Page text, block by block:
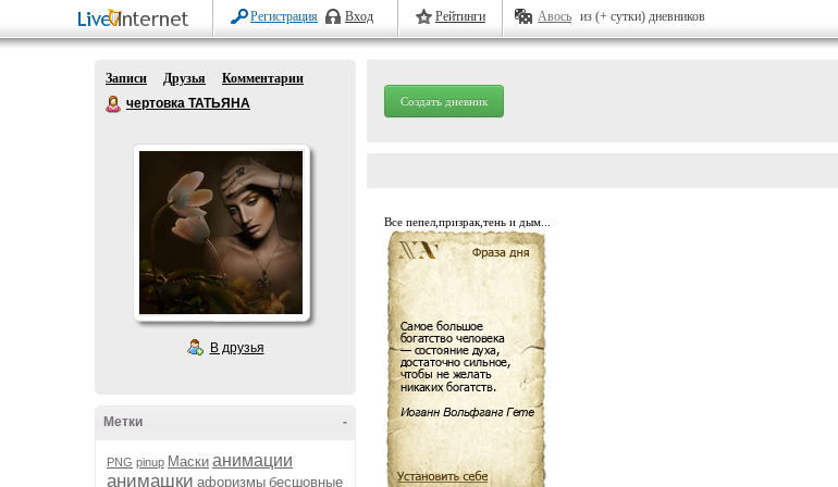
Регистрация Вход Рейтинги Авось из (+ сутки) дневников
Записи Друзья
Комментарии
чертовка ТАТЬЯНА
В друзья
-
Метки
PNG pinup Маски анимации
анимашки афоризмы бесшовные
Создать дневник
Все пепел,призрак,тень и дым...